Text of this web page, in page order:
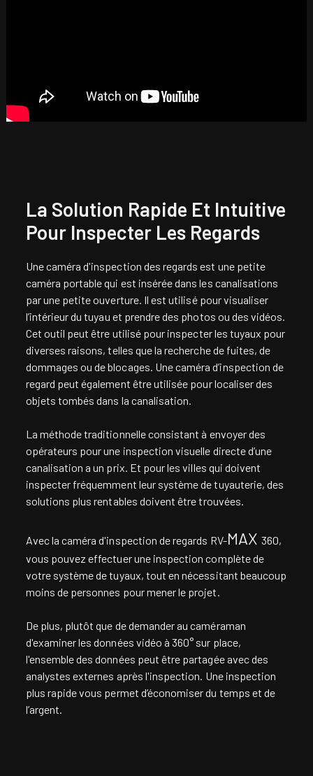
La Solution Rapide Et Intuitive
Pour Inspecter Les Regards
Une caméra d'inspection des regards est une petite
caméra portable qui est insérée dans les canalisations
par une petite ouverture. Il est utilisé pour visualiser
l’intérieur du tuyau et prendre des photos ou des vidéos.
Cet outil peut être utilisé pour inspecter les tuyaux pour
diverses raisons, telles que la recherche de fuites, de
dommages ou de blocages. Une caméra d’inspection de
regard peut également être utilisée pour localiser des
objets tombés dans la canalisation.
La méthode traditionnelle consistant à envoyer des
opérateurs pour une inspection visuelle directe d’une
canalisation a un prix. Et pour les villes qui doivent
inspecter fréquemment leur système de tuyauterie, des
solutions plus rentables doivent être trouvées.
Avec la caméra d'inspection de regards RV-MAX 360,
vous pouvez effectuer une inspection complète de
votre système de tuyaux, tout en nécessitant beaucoup
moins de personnes pour mener le projet.
De plus, plutôt que de demander au caméraman
d'examiner les données vidéo à 360° sur place,
l'ensemble des données peut être partagée avec des
analystes externes après l'inspection. Une inspection
plus rapide vous permet d’économiser du temps et de
l’argent.